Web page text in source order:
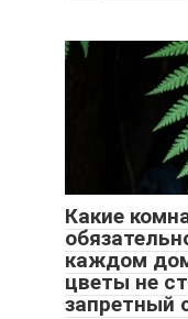
Какие
каждом
цветы не
запретный